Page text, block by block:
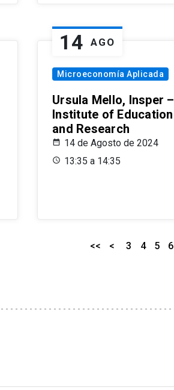
14 AGO
Microeconomía Aplicada
Ursula Mello, Insper –
Institute of Education
and Research
14 de Agosto de 2024
13:35 a 14:35
<< < 3 4 5 6